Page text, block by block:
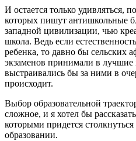
И остается только удивляться,
которых пишут антишкольные
западной цивилизации, чью
школа. Ведь если
ребенка, то давно бы сельских
экзаменов принимали в лучшие
выстраивались бы за ними в
происходит.
Выбор образовательной
сложное, и я хотел бы
которыми придется
образовании.